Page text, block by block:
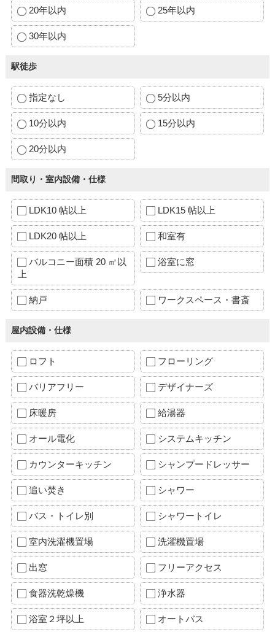
20年以内 25年以内
30年以内
駅徒歩
指定なし 5分以内
10分以内 15分以内
20分以内
間取り・室内設備・仕様
LDK10 帖以上 LDK15 帖以上
LDK20 帖以上 和室有
バルコニー面積 20 ㎡以
上
浴室に窓
納戸 ワークスペース・書斎
屋内設備・仕様
ロフト フローリング
バリアフリー デザイナーズ
床暖房 給湯器
オール電化 システムキッチン
カウンターキッチン シャンプードレッサー
追い焚き シャワー
バス・トイレ別 シャワートイレ
室内洗濯機置場 洗濯機置場
出窓 フリーアクセス
食器洗乾燥機 浄水器
浴室２坪以上 オートバス